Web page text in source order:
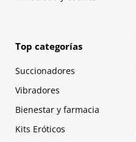
Top categorías
Succionadores
Vibradores
Bienestar y farmacia
Kits Eróticos